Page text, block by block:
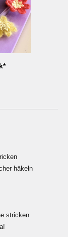
häkeln
stricken